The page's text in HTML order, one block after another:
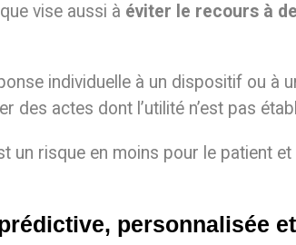
vise aussi à éviter le recours à
individuelle à un dispositif ou à
des actes dont l’utilité n’est pas
un risque en moins pour le patient et
personnalisée